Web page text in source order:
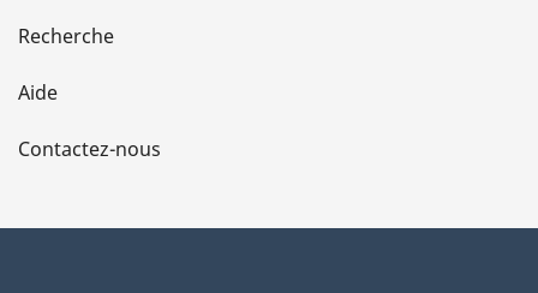
e
l
a
Recherche
Aide
Contactez-nous